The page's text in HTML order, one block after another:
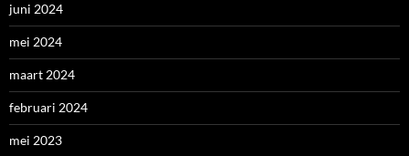
juni 2024
mei 2024
maart 2024
februari 2024
mei 2023